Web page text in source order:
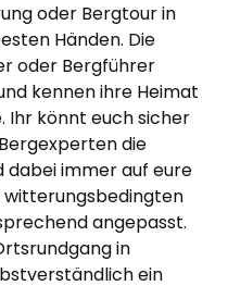
oder Bergtour in
Händen. Die
oder Bergführer
kennen ihre Heimat
Ihr könnt euch sicher
die
dabei immer auf eure
witterungsbedingten
angepasst.
in
ein